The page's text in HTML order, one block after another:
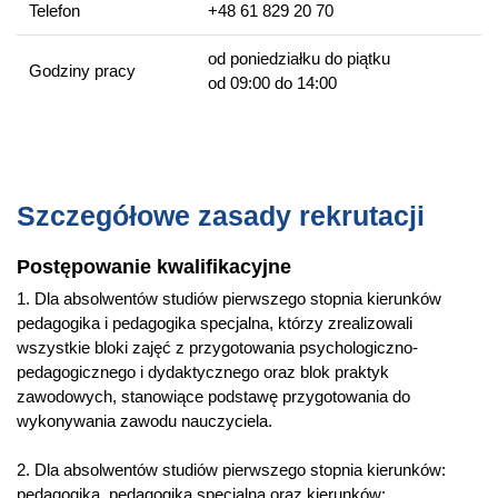
Elementy patologii układu nerwowego
Wczesne wspomaganie rozwoju dziecka w środowisku
rodzinnym
Trening komunikacji interpersonalnej
Wczesna diagnoza i terapia logopedyczna
Metody terapii zabawą i sztuką
Diagnoza i wczesne wspomaganie rozwoju dzieci z
zaburzeniami ze spektrum autyzmu
Kompetencje absolwenta
Telefon +48 61 829 20 70
Godziny pracy
od poniedziałku do piątku
od 09:00 do 14:00
Szczegółowe zasady rekrutacji
Postępowanie kwalifikacyjne
1. Dla absolwentów studiów pierwszego stopnia kierunków
pedagogika i pedagogika specjalna, którzy zrealizowali
wszystkie bloki zajęć z przygotowania psychologiczno-
pedagogicznego i dydaktycznego oraz blok praktyk
zawodowych, stanowiące podstawę przygotowania do
wykonywania zawodu nauczyciela.
2. Dla absolwentów studiów pierwszego stopnia kierunków:
pedagogika, pedagogika specjalna oraz kierunków: